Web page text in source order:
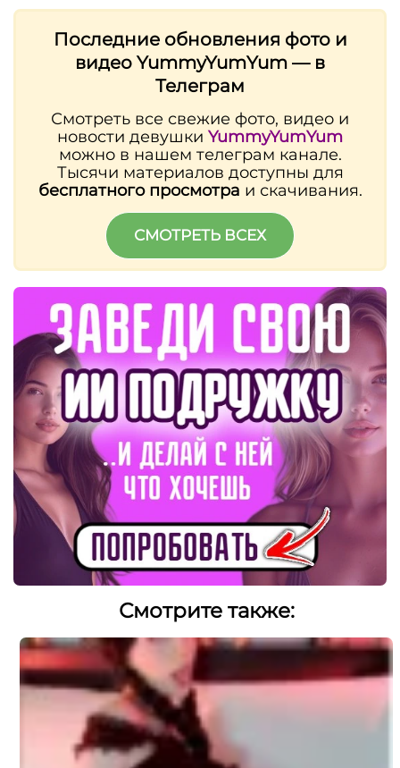
Последние обновления фото и
видео YummyYumYum — в
Телеграм
Смотреть все свежие фото, видео и
новости девушки YummyYumYum
можно в нашем телеграм канале.
Тысячи материалов доступны для
бесплатного просмотра и скачивания.
СМОТРЕТЬ ВСЕХ
Смотрите также: